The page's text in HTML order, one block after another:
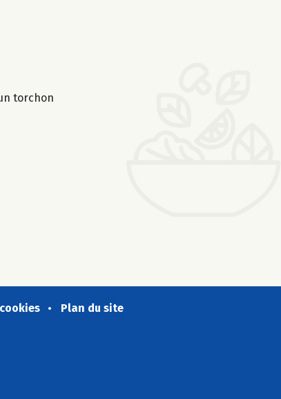
torchon
Plan du site